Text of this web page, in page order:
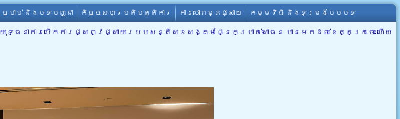
ច្បាប់ និងបទបញ្ជា កិច្ចសហប្រតិបត្តិការ ការបោះពុម្ភផ្សាយ កម្មវិធី និងទម្រង់បែបបទ
យុទ្ធនាការបើកការផ្សព្វផ្សាយរបបសន្តិសុខសង្គមផ្នែកប្រាក់សោធន បានមកដល់ខេត្តក្រចេះ ហើយ